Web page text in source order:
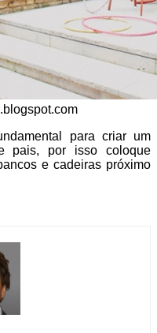
para criar um
pais, por isso coloque
e cadeiras próximo